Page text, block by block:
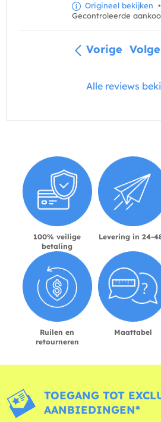
Origineel bekijken •
Gecontroleerde
Vorige
Alle reviews
100% veilige
betaling
Levering in 24-
Ruilen en
retourneren
Maattabel
TOEGANG TOT
AANBIEDINGEN*